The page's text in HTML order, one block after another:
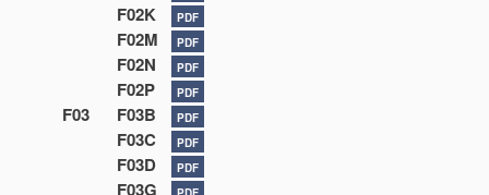
F02K PDF
F02M PDF
F02N PDF
F02P PDF
F03 F03B PDF
F03C PDF
F03D PDF
F03G